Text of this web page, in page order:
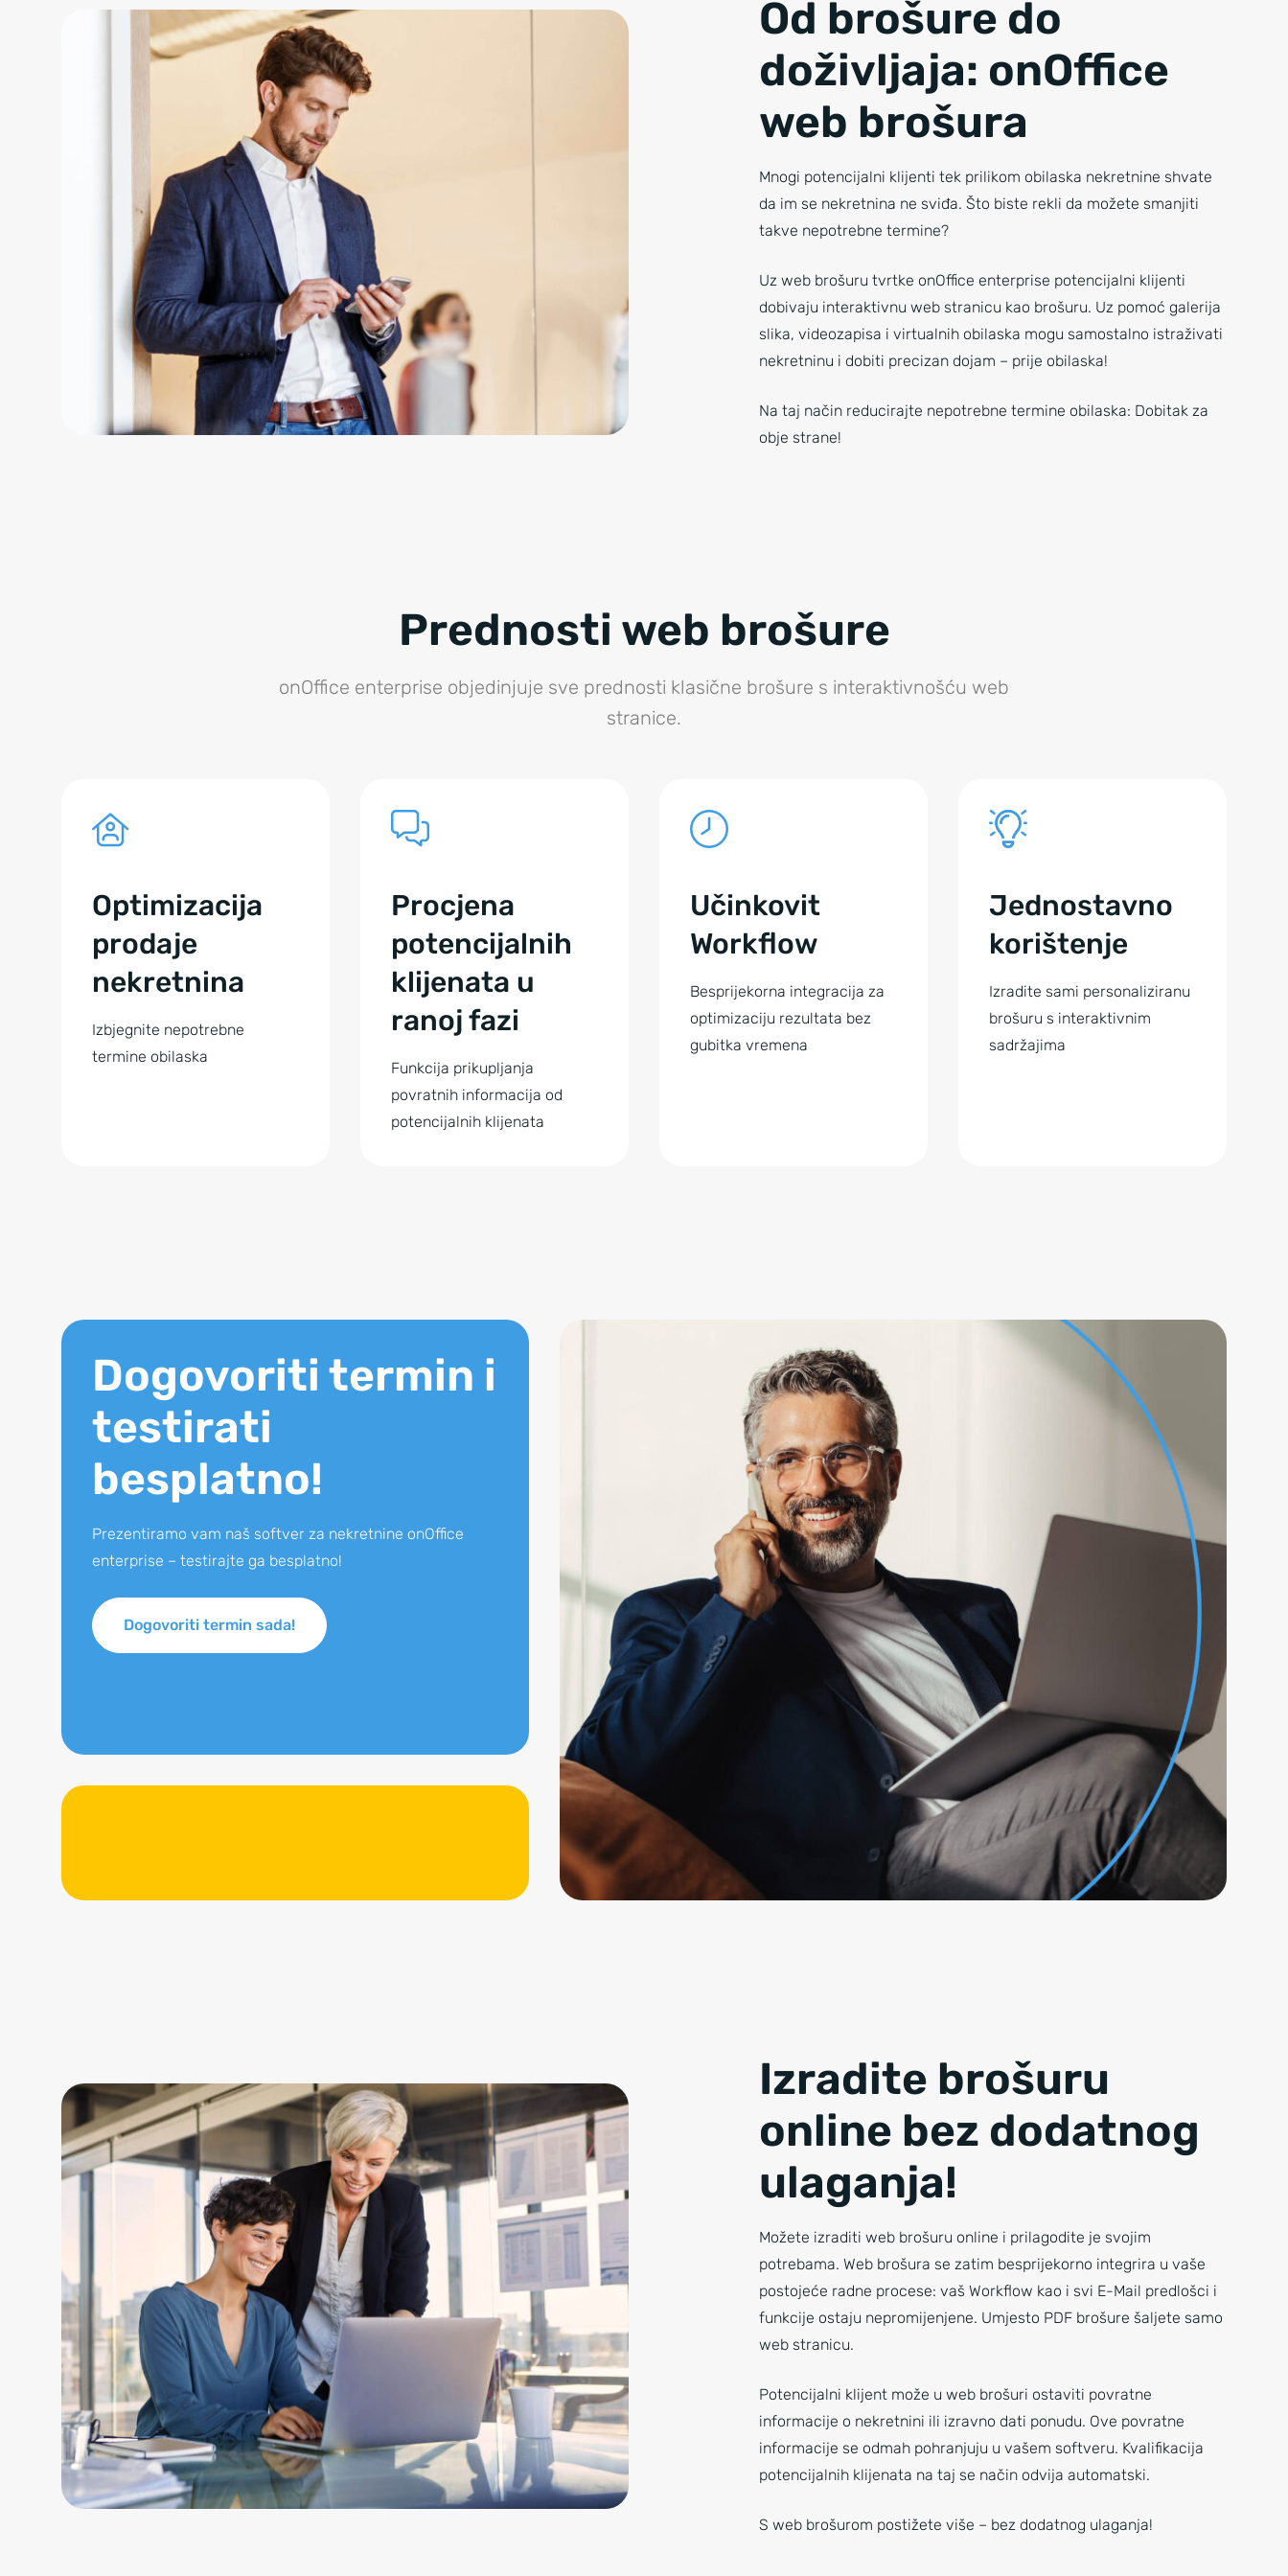
Od brošure do
doživljaja: onOffice
web brošura
Mnogi potencijalni klijenti tek prilikom obilaska nekretnine shvate
da im se nekretnina ne sviđa. Što biste rekli da možete smanjiti
takve nepotrebne termine?
Uz web brošuru tvrtke onOffice enterprise potencijalni klijenti
dobivaju interaktivnu web stranicu kao brošuru. Uz pomoć galerija
slika, videozapisa i virtualnih obilaska mogu samostalno istraživati
nekretninu i dobiti precizan dojam – prije obilaska!
Na taj način reducirajte nepotrebne termine obilaska: Dobitak za
obje strane!
Prednosti web brošure
onOffice enterprise objedinjuje sve prednosti klasične brošure s interaktivnošću web
stranice.
Optimizacija
prodaje
nekretnina
Izbjegnite nepotrebne
termine obilaska
Procjena
potencijalnih
klijenata u
ranoj fazi
Funkcija prikupljanja
povratnih informacija od
potencijalnih klijenata
Učinkovit
Workflow
Besprijekorna integracija za
optimizaciju rezultata bez
gubitka vremena
Jednostavno
korištenje
Izradite sami personaliziranu
brošuru s interaktivnim
sadržajima
Dogovoriti termin i
testirati
besplatno!
Prezentiramo vam naš softver za nekretnine onOffice
enterprise – testirajte ga besplatno!
Dogovoriti termin sada!
Izradite brošuru
online bez dodatnog
ulaganja!
Možete izraditi web brošuru online i prilagodite je svojim
potrebama. Web brošura se zatim besprijekorno integrira u vaše
postojeće radne procese: vaš Workflow kao i svi E-Mail predlošci i
funkcije ostaju nepromijenjene. Umjesto PDF brošure šaljete samo
web stranicu.
Potencijalni klijent može u web brošuri ostaviti povratne
informacije o nekretnini ili izravno dati ponudu. Ove povratne
informacije se odmah pohranjuju u vašem softveru. Kvalifikacija
potencijalnih klijenata na taj se način odvija automatski.
S web brošurom postižete više – bez dodatnog ulaganja!